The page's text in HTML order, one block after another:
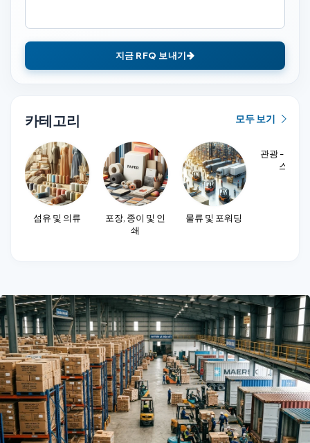
지금 RFQ 보내기
카테고리 모두 보기
섬유 및 의류
포장, 종이 및 인
쇄
물류 및 포워딩
관광 - 호텔
스토랑